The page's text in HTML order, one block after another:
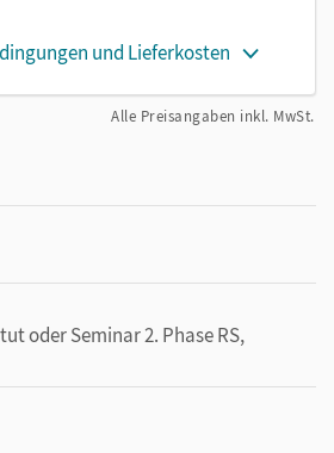
und Lieferkosten
Alle Preisangaben inkl. MwSt.
oder Seminar 2. Phase RS,